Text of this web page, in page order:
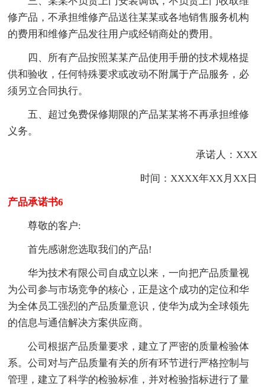
修产品，不承担维修产品送往某某或各地销售服务机构
的费用和维修产品发往用户或经销商处的费用。
四、所有产品按照某某产品使用手册的技术规格提
供和验收，任何特殊要求或改动不附属于产品服务，必
须另立合同执行。
五、超过免费保修期限的产品某某将不再承担维修
义务。
承诺人：XXX
时间：XXXX年XX月XX日
产品承诺书6
尊敬的客户:
首先感谢您选取我们的产品!
华为技术有限公司自成立以来，一向把产品质量视
为公司参与市场竞争的核心，正是这个成功的定位和华
为全体员工强烈的产品质量意识，使华为成为全球领先
的信息与通信解决方案供应商。
公司根据产品质量要求，建立了严密的质量检验体
系。公司对与产品质量有关的所有环节进行严格控制与
管理，建立了科学的检验标准，并对检验指标进行了量